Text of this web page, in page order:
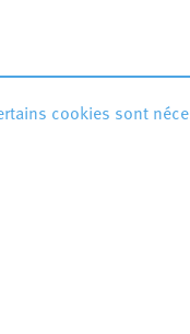
cookies sont